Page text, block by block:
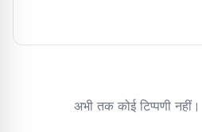
अभी तक कोई टिप्पणी